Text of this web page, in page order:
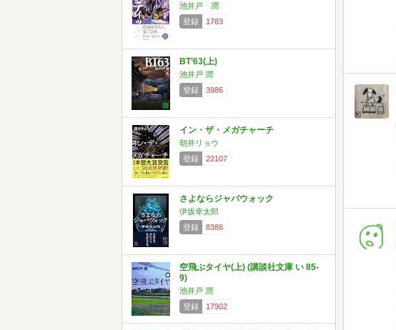
池井戸 潤
登録
1783
BT’63(上)
池井戸 潤
登録
3986
イン・ザ・メガチャーチ
朝井リョウ
登録
22107
さよならジャバウォック
伊坂幸太郎
登録
8388
空飛ぶタイヤ(上) (講談社文庫 い 85-
9)
池井戸 潤
登録
17902